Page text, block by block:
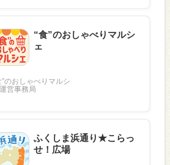
“食”のおしゃべりマルシ
ェ
ふくしま浜通り★こらっ
せ！広場